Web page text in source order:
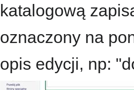
katalogową
oznaczony na
opis edycji, np: